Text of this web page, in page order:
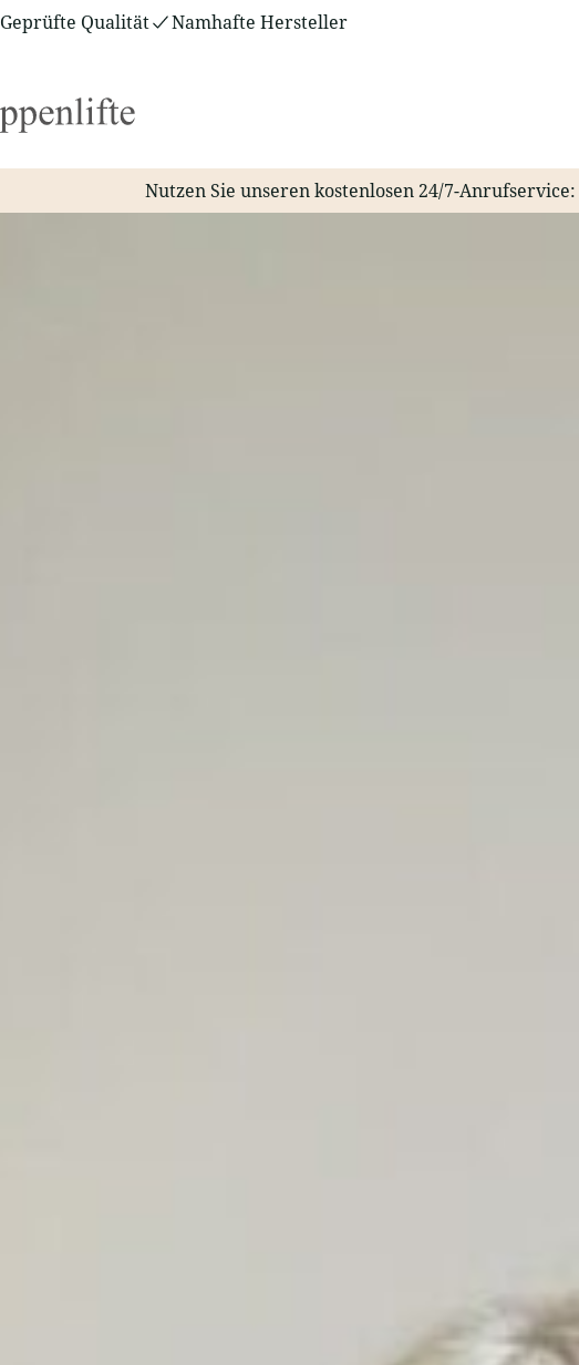
Geprüfte Qualität Namhafte Hersteller
Nutzen Sie unseren kostenlosen 24/7-Anrufservice: